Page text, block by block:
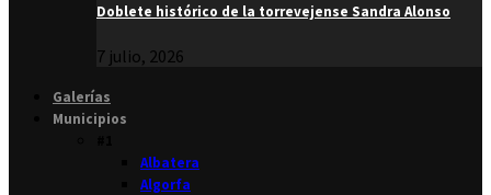
Doblete histórico de la torrevejense Sandra Alonso
7 julio, 2026
Galerías
Municipios
Albatera
Algorfa